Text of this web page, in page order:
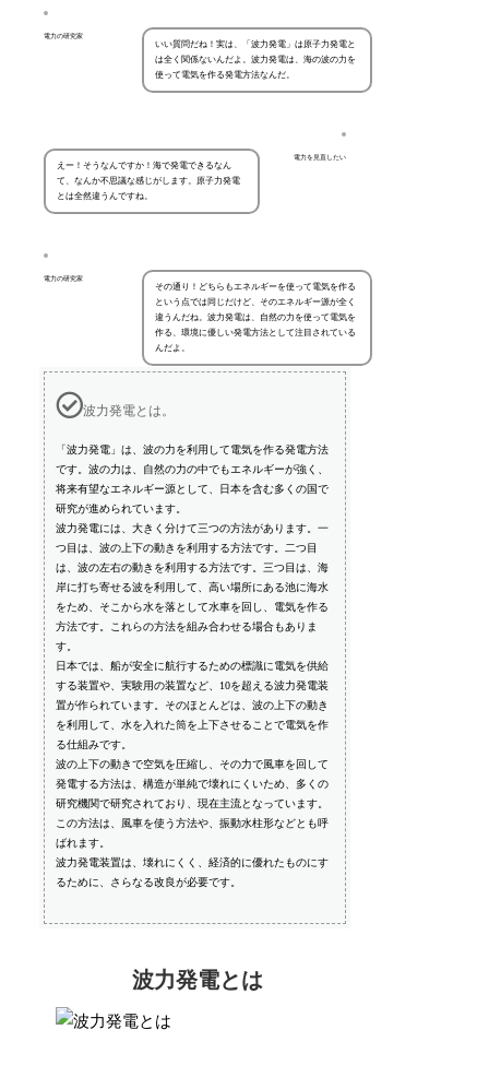
電力の研究家
いい質問だね！実は、「波力発電」は原子力発電と
は全く関係ないんだよ。波力発電は、海の波の力を
使って電気を作る発電方法なんだ。
電力を見直したい
えー！そうなんですか！海で発電できるなん
て、なんか不思議な感じがします。原子力発電
とは全然違うんですね。
電力の研究家
その通り！どちらもエネルギーを使って電気を作る
という点では同じだけど、そのエネルギー源が全く
違うんだね。波力発電は、自然の力を使って電気を
作る、環境に優しい発電方法として注目されている
んだよ。
波力発電とは。
「波力発電」は、波の力を利用して電気を作る発電方法
です。波の力は、自然の力の中でもエネルギーが強く、
将来有望なエネルギー源として、日本を含む多くの国で
研究が進められています。
波力発電には、大きく分けて三つの方法があります。一
つ目は、波の上下の動きを利用する方法です。二つ目
は、波の左右の動きを利用する方法です。三つ目は、海
岸に打ち寄せる波を利用して、高い場所にある池に海水
をため、そこから水を落として水車を回し、電気を作る
方法です。これらの方法を組み合わせる場合もありま
す。
日本では、船が安全に航行するための標識に電気を供給
する装置や、実験用の装置など、10を超える波力発電装
置が作られています。そのほとんどは、波の上下の動き
を利用して、水を入れた筒を上下させることで電気を作
る仕組みです。
波の上下の動きで空気を圧縮し、その力で風車を回して
発電する方法は、構造が単純で壊れにくいため、多くの
研究機関で研究されており、現在主流となっています。
この方法は、風車を使う方法や、振動水柱形などとも呼
ばれます。
波力発電装置は、壊れにくく、経済的に優れたものにす
るために、さらなる改良が必要です。
波力発電とは